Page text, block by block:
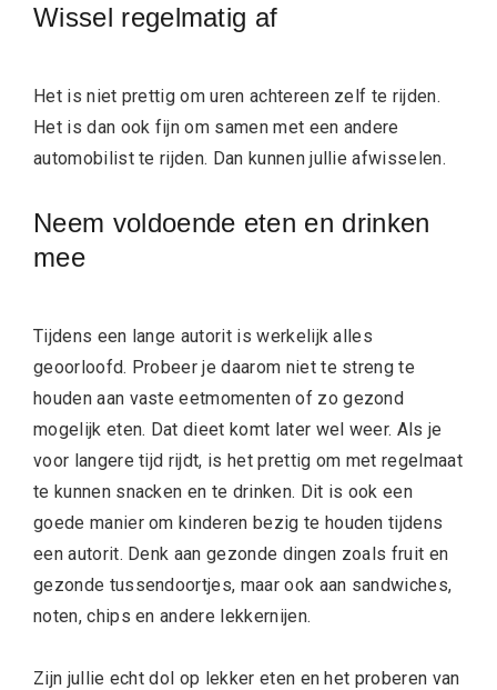
Wissel regelmatig af
Het is niet prettig om uren achtereen zelf te rijden.
Het is dan ook fijn om samen met een andere
automobilist te rijden. Dan kunnen jullie afwisselen.
Neem voldoende eten en drinken
mee
Tijdens een lange autorit is werkelijk alles
geoorloofd. Probeer je daarom niet te streng te
houden aan vaste eetmomenten of zo gezond
mogelijk eten. Dat dieet komt later wel weer. Als je
voor langere tijd rijdt, is het prettig om met regelmaat
te kunnen snacken en te drinken. Dit is ook een
goede manier om kinderen bezig te houden tijdens
een autorit. Denk aan gezonde dingen zoals fruit en
gezonde tussendoortjes, maar ook aan sandwiches,
noten, chips en andere lekkernijen.
Zijn jullie echt dol op lekker eten en het proberen van